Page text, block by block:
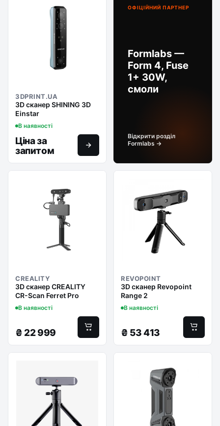
3DPRINT.UA
3D сканер SHINING 3D
Einstar
В наявності
Ціна за
запитом
ОФІЦІЙНИЙ ПАРТНЕР
Formlabs —
Form 4, Fuse
1+ 30W,
смоли
Відкрити розділ
Formlabs →
CREALITY
3D сканер CREALITY
CR-Scan Ferret Pro
В наявності
₴ 22 999
REVOPOINT
3D сканер Revopoint
Range 2
В наявності
₴ 53 413